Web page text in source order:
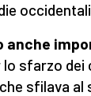
anche
sfarzo dei
sfilava